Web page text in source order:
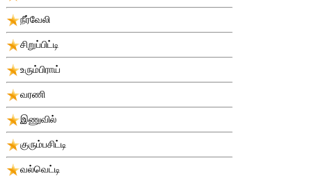
நீர்வேலி
சிறுப்பிட்டி
உரும்பிராய்
வரணி
இணுவில்
குரும்பசிட்டி
வல்வெட்டி